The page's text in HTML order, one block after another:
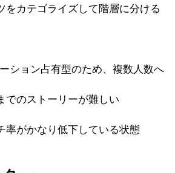
をカテゴライズして階層に分ける
ション占有型のため、複数人数へ
でのストーリーが難しい
率がかなり低下している状態